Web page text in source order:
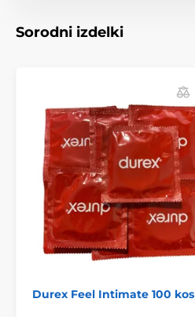
Sorodni izdelki
Durex Feel Intimate 100 kos